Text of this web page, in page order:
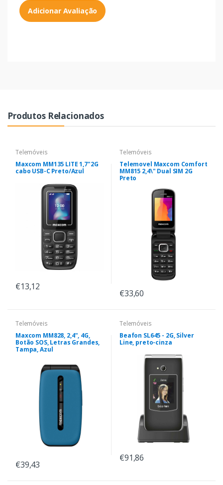
Adicionar Avaliação
Produtos Relacionados
Telemóveis
Maxcom MM135 LITE 1,7"2G
cabo USB-C Preto/Azul
€13,12
Telemóveis
Telemovel Maxcom Comfort
MM815 2,4\" Dual SIM 2G
Preto
€33,60
Telemóveis
Maxcom MM828, 2,4", 4G,
Botão SOS, Letras Grandes,
Tampa, Azul
€39,43
Telemóveis
Beafon SL645 - 2G, Silver
Line, preto-cinza
€91,86